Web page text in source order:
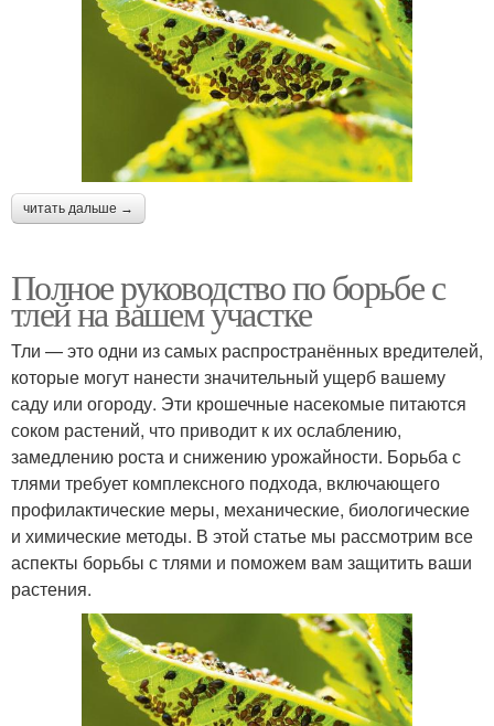
читать дальше →
Полное руководство по борьбе с
тлей на вашем участке
Тли — это одни из самых распространённых вредителей,
которые могут нанести значительный ущерб вашему
саду или огороду. Эти крошечные насекомые питаются
соком растений, что приводит к их ослаблению,
замедлению роста и снижению урожайности. Борьба с
тлями требует комплексного подхода, включающего
профилактические меры, механические, биологические
и химические методы. В этой статье мы рассмотрим все
аспекты борьбы с тлями и поможем вам защитить ваши
растения.